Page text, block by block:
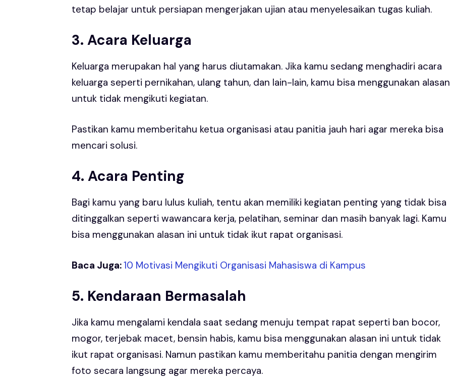
tetap belajar untuk persiapan mengerjakan ujian atau menyelesaikan tugas kuliah.
3. Acara Keluarga
Keluarga merupakan hal yang harus diutamakan. Jika kamu sedang menghadiri acara
keluarga seperti pernikahan, ulang tahun, dan lain-lain, kamu bisa menggunakan alasan
untuk tidak mengikuti kegiatan.
Pastikan kamu memberitahu ketua organisasi atau panitia jauh hari agar mereka bisa
mencari solusi.
4. Acara Penting
Bagi kamu yang baru lulus kuliah, tentu akan memiliki kegiatan penting yang tidak bisa
ditinggalkan seperti wawancara kerja, pelatihan, seminar dan masih banyak lagi. Kamu
bisa menggunakan alasan ini untuk tidak ikut rapat organisasi.
Baca Juga:10 Motivasi Mengikuti Organisasi Mahasiswa di Kampus
5. Kendaraan Bermasalah
Jika kamu mengalami kendala saat sedang menuju tempat rapat seperti ban bocor,
mogor, terjebak macet, bensin habis, kamu bisa menggunakan alasan ini untuk tidak
ikut rapat organisasi. Namun pastikan kamu memberitahu panitia dengan mengirim
foto secara langsung agar mereka percaya.